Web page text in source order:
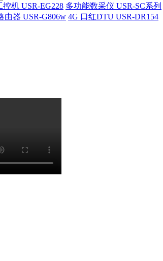
机 USR-EG228 多功能数采仪 USR-SC系列
由器 USR-G806w 4G 口红DTU USR-DR154